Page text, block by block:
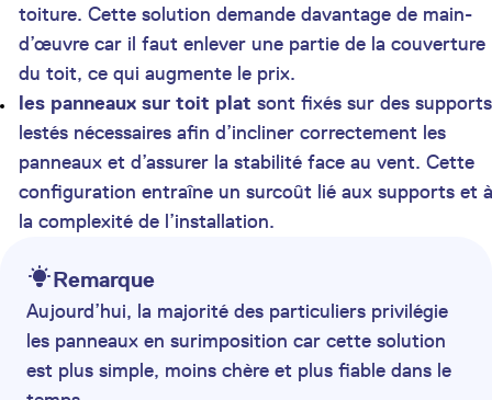
toiture. Cette solution demande davantage de main-
d’œuvre car il faut enlever une partie de la couverture
du toit, ce qui augmente le prix.
les panneaux sur toit plat sont fixés sur des supports
lestés nécessaires afin d’incliner correctement les
panneaux et d’assurer la stabilité face au vent. Cette
configuration entraîne un surcoût lié aux supports et à
la complexité de l’installation.
Remarque
Aujourd’hui, la majorité des particuliers privilégie
les panneaux en surimposition car cette solution
est plus simple, moins chère et plus fiable dans le